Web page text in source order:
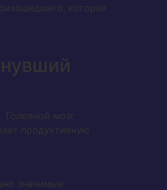
которая
мозг
продуктивную
значимые